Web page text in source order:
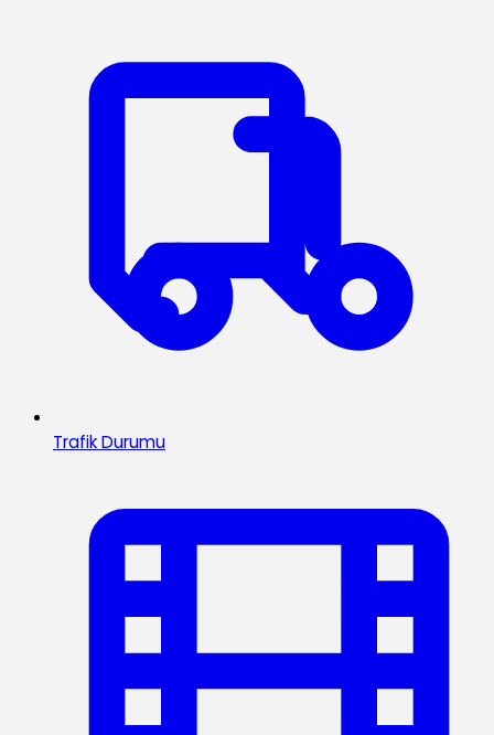
Trafik Durumu